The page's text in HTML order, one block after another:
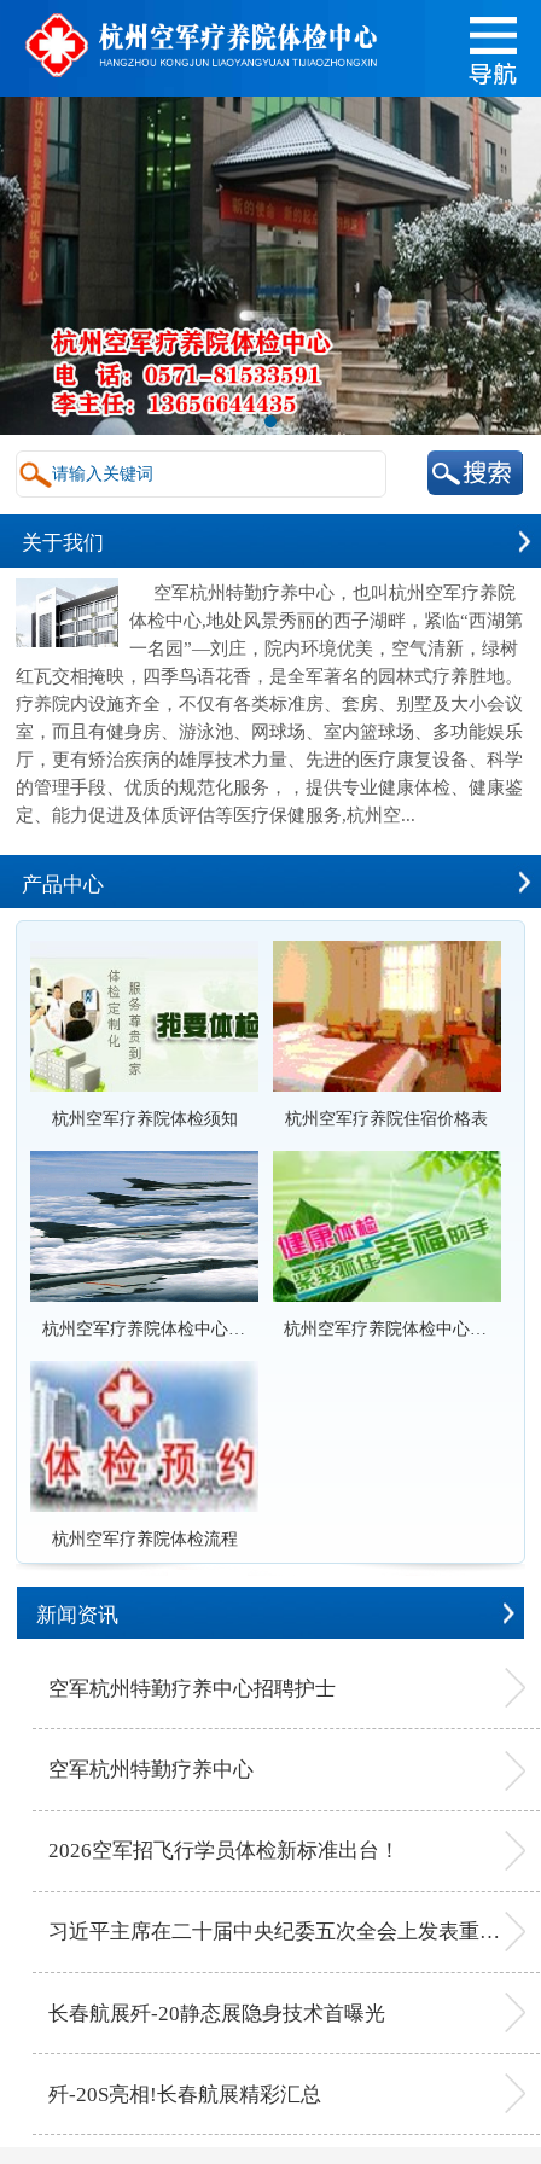
关于我们
空军杭州特勤疗养中心，也叫杭州空军疗养院
体检中心,地处风景秀丽的西子湖畔，紧临“西湖第
一名园”—刘庄，院内环境优美，空气清新，绿树
红瓦交相掩映，四季鸟语花香，是全军著名的园林式疗养胜地。
疗养院内设施齐全，不仅有各类标准房、套房、别墅及大小会议
室，而且有健身房、游泳池、网球场、室内篮球场、多功能娱乐
厅，更有矫治疾病的雄厚技术力量、先进的医疗康复设备、科学
的管理手段、优质的规范化服务，，提供专业健康体检、健康鉴
定、能力促进及体质评估等医疗保健服务,杭州空...
产品中心
杭州空军疗养院体检须知 杭州空军疗养院住宿价格表
杭州空军疗养院体检中心套餐项目价格表 杭州空军疗养院体检中心套餐项目团队优惠价格表
杭州空军疗养院体检流程
新闻资讯
空军杭州特勤疗养中心招聘护士
空军杭州特勤疗养中心
2026空军招飞行学员体检新标准出台！
习近平主席在二十届中央纪委五次全会上发表重要讲话
长春航展歼-20静态展隐身技术首曝光
歼-20S亮相!长春航展精彩汇总